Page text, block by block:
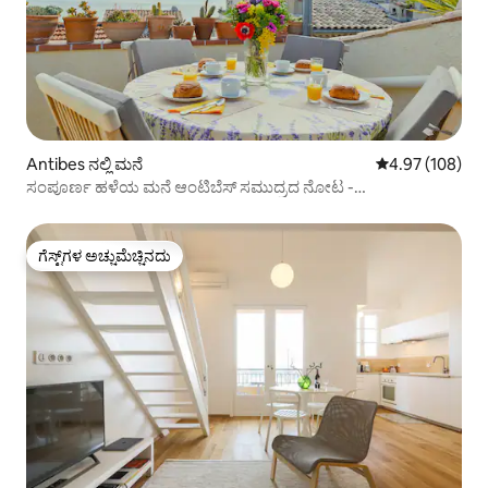
Antibes ನಲ್ಲಿ ಮನೆ 5 ರಲ್ಲಿ 4.97
4.97 (108)
ಸಂಪೂರ್ಣ ಹಳೆಯ ಮನೆ ಆಂಟಿಬೆಸ್ ಸಮುದ್ರದ ನೋಟ -
ಗೆಸ್ಟ್‌ಗಳ ಅಚ್ಚುಮೆಚ್ಚಿನದು
ಗೆಸ್ಟ್‌ಗಳ ಅಚ್ಚುಮೆಚ್ಚಿನದು